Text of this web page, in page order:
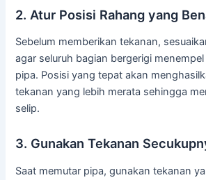
2. Atur Posisi Rahang yang
Sebelum memberikan tekanan,
agar seluruh bagian bergerigi
pipa. Posisi yang tepat akan
tekanan yang lebih merata sehingga
selip.
3. Gunakan Tekanan
Saat memutar pipa, gunakan tekanan